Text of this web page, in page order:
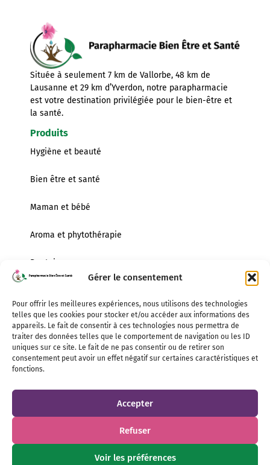
Gérer le consentement
Pour offrir les meilleures expériences, nous utilisons des technologies
telles que les cookies pour stocker et/ou accéder aux informations des
appareils. Le fait de consentir à ces technologies nous permettra de
traiter des données telles que le comportement de navigation ou les ID
uniques sur ce site. Le fait de ne pas consentir ou de retirer son
consentement peut avoir un effet négatif sur certaines caractéristiques et
fonctions.
Accepter
Refuser
Voir les préférences
Située à seulement 7 km de Vallorbe, 48 km de
Lausanne et 29 km d’Yverdon, notre parapharmacie
est votre destination privilégiée pour le bien-être et
la santé.
Produits
Hygiène et beauté
Bien être et santé
Maman et bébé
Aroma et phytothérapie
Dentaire
Infos pratiques
Lundi
14h00 – 18h30
Mardi au Vendredi
9h00 – 12h00 / 14h00 – 18h30
Samedi
Mentions légales